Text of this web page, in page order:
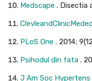
Medscape . Disectia
PLoS One . 2014;
Psihodul din fata .
J Am Soc Hypertens